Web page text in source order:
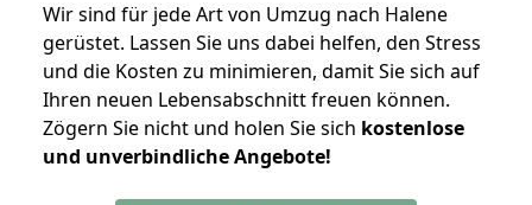
Wir sind für jede Art von Umzug nach Halene
gerüstet. Lassen Sie uns dabei helfen, den Stress
und die Kosten zu minimieren, damit Sie sich auf
Ihren neuen Lebensabschnitt freuen können.
Zögern Sie nicht und holen Sie sich kostenlose
und unverbindliche Angebote!